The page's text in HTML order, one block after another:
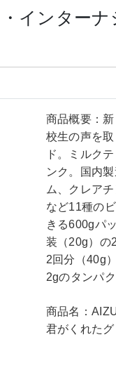
インター
商品概要：
校生の声を
ド。ミルク
ンク。国内
ム、クレア
など11種の
きる600gパ
装（20g）の
2回分（40g
2gのタンパ
商品名：
君がくれた